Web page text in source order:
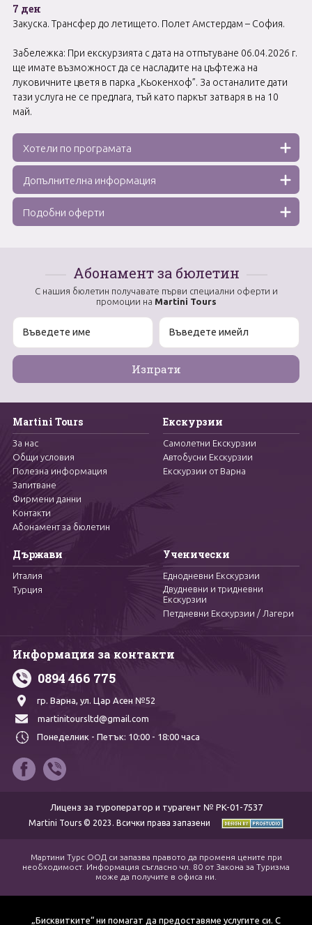
7 ден
Закуска. Трансфер до летището. Полет Амстердам – София.
Забележка: При екскурзията с дата на отпътуване 06.04.2026 г.
ще имате възможност да се насладите на цъфтежа на
луковичните цветя в парка „Кьокенхоф”. За останалите дати
тази услуга не се предлага, тъй като паркът затваря в на 10
май.
Хотели по програмата
Допълнителна информация
Подобни оферти
Абонамент за бюлетин
С нашия бюлетин получавате първи специални оферти и
промоции на Martini Tours
Martini Tours
За нас
Общи условия
Полезна информация
Запитване
Фирмени данни
Контакти
Абонамент за бюлетин
Екскурзии
Самолетни Екскурзии
Автобусни Екскурзии
Екскурзии от Варна
Държави
Италия
Турция
Ученически
Еднодневни Екскурзии
Двудневни и тридневни
Екскурзии
Петдневни Екскурзии / Лагери
Информация за контакти
0894 466 775
гр. Варна, ул. Цар Асен №52
martinitoursltd@gmail.com
Понеделник - Петък: 10:00 - 18:00 часа
Лиценз за туроператор и турагент № PK-01-7537
Martini Tours © 2023. Всички права запазени
Мартини Турс ООД си запазва правото да променя цените при
необходимост. Информация съгласно чл. 80 от Закона за Туризма
може да получите в офиса ни.
„Бисквитките“ ни помагат да предоставяме услугите си. С